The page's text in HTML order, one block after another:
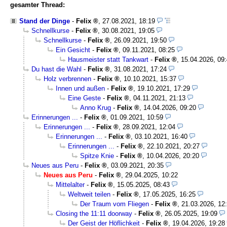
gesamter Thread:
Stand der Dinge - Felix
27.08.2021, 18:19
Schnellkurse - Felix
30.08.2021, 19:05
Schnellkurse - Felix
26.09.2021, 19:50
Ein Gesicht - Felix
09.11.2021, 08:25
Hausmeister statt Tankwart - Felix
15.04.2026,
Du hast die Wahl - Felix
31.08.2021, 17:24
Holz verbrennen - Felix
10.10.2021, 15:37
Innen und außen - Felix
19.10.2021, 17:29
Eine Geste - Felix
04.11.2021, 21:13
Anno Krug - Felix
14.04.2026, 09:20
Erinnerungen ...
- Felix
01.09.2021, 10:59
Erinnerungen ...
- Felix
28.09.2021, 12:04
Erinnerungen ...
- Felix
03.10.2021, 16:40
Erinnerungen ...
- Felix
22.10.2021, 20:27
Spitze Knie - Felix
10.04.2026, 20:20
Neues aus Peru - Felix
03.09.2021, 20:35
Neues aus Peru - Felix
29.04.2025, 10:22
Mittelalter- Felix
15.05.2025, 08:43
Weltweit teilen - Felix
17.05.2025, 16:25
Der Traum vom Fliegen - Felix
21.03.2026,
Closing the 11:11 doorway - Felix
26.05.2025, 19:09
Der Geist der Höflichkeit - Felix
19.04.2026, 19:28